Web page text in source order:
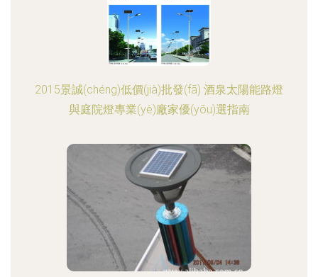
2015景誠(chéng)低價(jià)批發(fā) 酒泉太陽能路燈
與庭院燈專業(yè)廠家優(yōu)選指南